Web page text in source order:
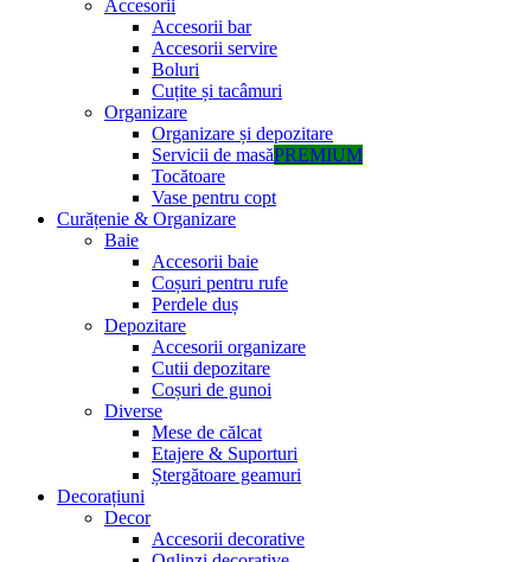
Accesorii
Accesorii bar
Accesorii servire
Boluri
Cuțite și tacâmuri
Organizare
Organizare și depozitare
Servicii de masăPREMIUM
Tocătoare
Vase pentru copt
Curățenie & Organizare
Baie
Accesorii baie
Coșuri pentru rufe
Perdele duș
Depozitare
Accesorii organizare
Cutii depozitare
Coșuri de gunoi
Diverse
Mese de călcat
Etajere & Suporturi
Ștergătoare geamuri
Decorațiuni
Decor
Accesorii decorative